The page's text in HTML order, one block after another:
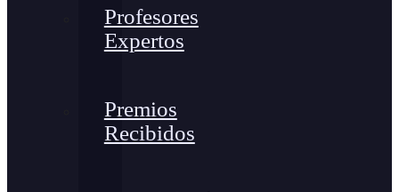
Profesores
Expertos
Premios
Recibidos